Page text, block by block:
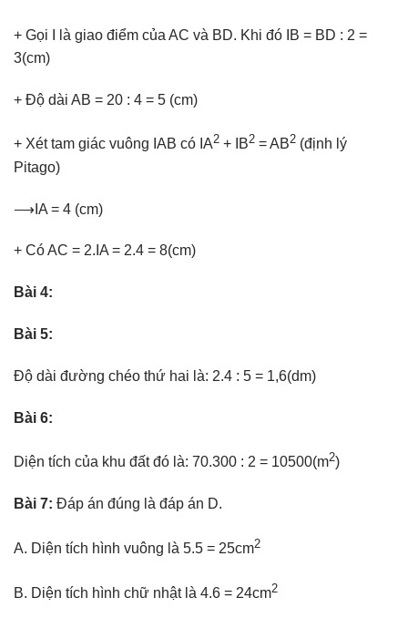
+ Gọi I là giao điểm của AC và BD. Khi đó IB = BD : 2 =
3(cm)
+ Độ dài AB = 20 : 4 = 5 (cm)
+ Xét tam giác vuông IAB có IA2 + IB2 = AB2 (định lý
Pitago)
⟶IA = 4 (cm)
+ Có AC = 2.IA = 2.4 = 8(cm)
Bài 4:
Bài 5:
Độ dài đường chéo thứ hai là: 2.4 : 5 = 1,6(dm)
Bài 6:
Diện tích của khu đất đó là: 70.300 : 2 = 10500(m2)
Bài 7: Đáp án đúng là đáp án D.
A. Diện tích hình vuông là 5.5 = 25cm2
B. Diện tích hình chữ nhật là 4.6 = 24cm2